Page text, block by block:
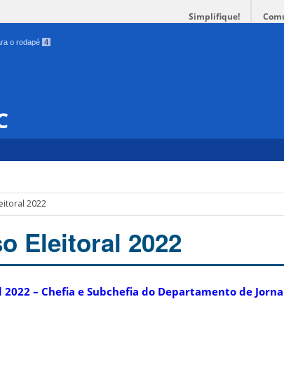
Simplifique!
o rodapé 4
2022
Eleitoral 2022
2022 – Chefia e Subchefia do Departamento de